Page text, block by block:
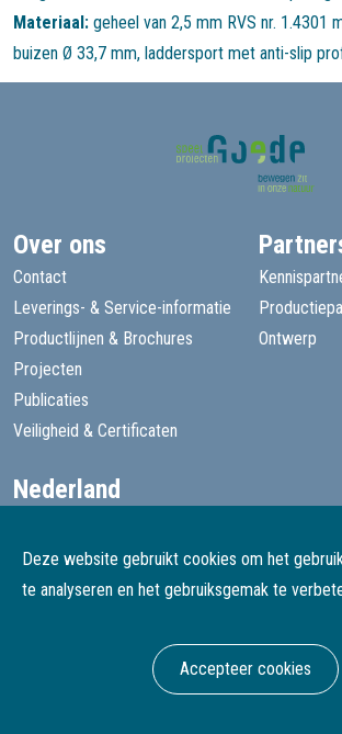
Materiaal: geheel van 2,5 mm RVS nr. 1.4301
buizen Ø 33,7 mm, laddersport met anti-slip
Deze website gebruikt cookies om het
te analyseren en het gebruiksgemak te
Accepteer cookies
Over ons
Contact
Leverings- & Service-informatie
Productlijnen & Brochures
Projecten
Publicaties
Veiligheid & Certificaten
Ontwerp
Nederland
België